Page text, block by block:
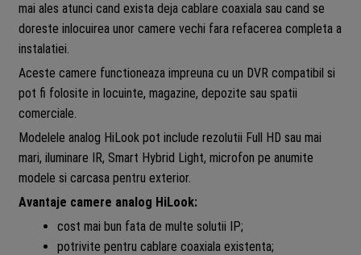
mai ales atunci cand exista deja cablare coaxiala sau cand se
doreste inlocuirea unor camere vechi fara refacerea completa a
instalatiei.
Aceste camere functioneaza impreuna cu un DVR compatibil si
pot fi folosite in locuinte, magazine, depozite sau spatii
comerciale.
Modelele analog HiLook pot include rezolutii Full HD sau mai
mari, iluminare IR, Smart Hybrid Light, microfon pe anumite
modele si carcasa pentru exterior.
Avantaje camere analog HiLook:
cost mai bun fata de multe solutii IP;
potrivite pentru cablare coaxiala existenta;